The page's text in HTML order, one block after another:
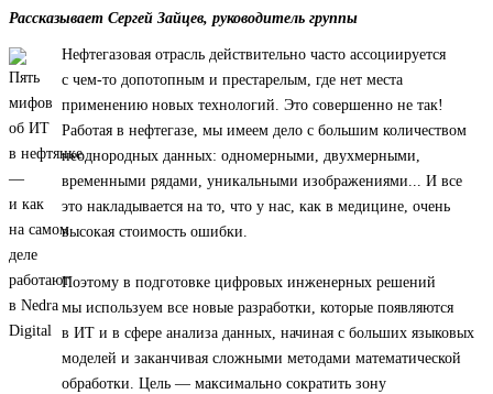
Рассказывает Сергей Зайцев, руководитель группы
Нефтегазовая отрасль действительно часто ассоциируется
с чем-то допотопным и престарелым, где нет места
применению новых технологий. Это совершенно не так!
Работая в нефтегазе, мы имеем дело с большим количеством
неоднородных данных: одномерными, двухмерными,
временными рядами, уникальными изображениями... И все
это накладывается на то, что у нас, как в медицине, очень
высокая стоимость ошибки.
Поэтому в подготовке цифровых инженерных решений
мы используем все новые разработки, которые появляются
в ИТ и в сфере анализа данных, начиная с больших языковых
моделей и заканчивая сложными методами математической
обработки. Цель — максимально сократить зону